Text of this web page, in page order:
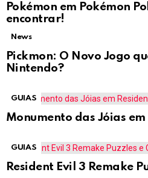
Pokémon em Pokémon
encontrar!
News
Pickmon: O Novo Jogo
Nintendo?
GUIAS
Monumento das Jóias em
GUIAS
Resident Evil 3 Remake